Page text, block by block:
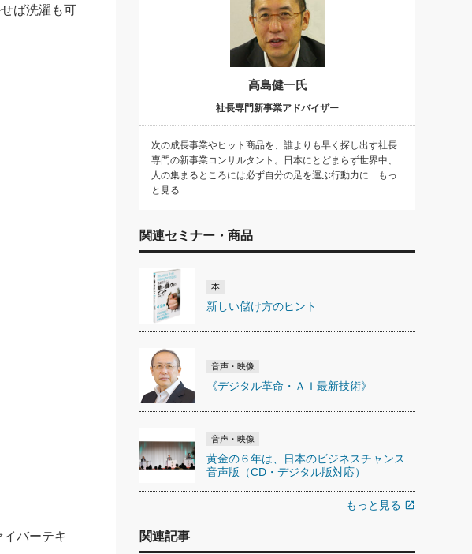
ば洗濯も可
バーテキ
高島健一氏
社長専門新事業アドバイザー
次の成長事業やヒット商品を、誰よりも早く探し出す社長
専門の新事業コンサルタント。日本にとどまらず世界中、
人の集まるところには必ず自分の足を運ぶ行動力に…もっ
と見る
関連セミナー・商品
本
新しい儲け方のヒント
音声・映像
《デジタル革命・ＡＩ最新技術》
音声・映像
黄金の６年は、日本のビジネスチャンス
音声版（CD・デジタル版対応）
もっと見る open_in_new
関連記事